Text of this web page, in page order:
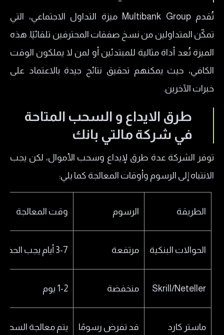
تُقدم Multibank Group ميزة التداول الاجتماعي، التي
تمكّن المتداولين من نسخ صفقات المحترفين تلقائيًا. هذه
الميزة تُعد أداة مثالية للمبتدئين أو لمن لا يملكون الوقت
الكافي، حيث يمكنهم تحقيق نتائج جيدة بالاعتماد على
خبرات الآخرين.
طرق الايداع و السحب المتاحة
في شركة مالتي بانك
توفر الشركة عدة طرق لإيداع وسحب الأموال، لكن يجب
الانتباه إلى الرسوم وأوقات المعالجة كما يلي:
الطريقة الرسوم وقت المعالجة
الحوالات البنكية مرتفعة 3-7 أيام يجب الحذر من شكاوى العملاء حول التأخير
Skrill/Neteller منخفضة 1-2 يوم
ماستر كارد قد تفرض رسومًا يتم معالجة السحب عادةً